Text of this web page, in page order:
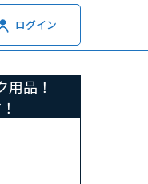
ログイン
品！